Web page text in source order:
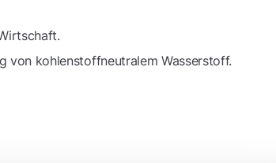
von kohlenstoffneutralem Wasserstoff.